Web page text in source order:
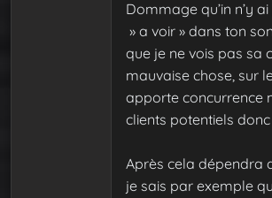
Dommage qu’in n’y
» a voir » dans ton
que je ne vois pas sa
mauvaise chose, sur
apporte concurrence
clients potentiels donc
Après cela dépendra
je sais par exemple